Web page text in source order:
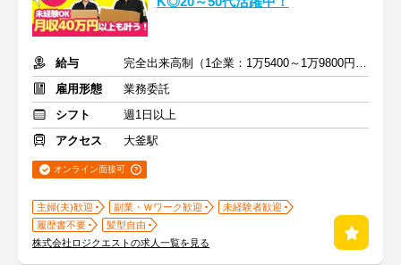
給与
完全出来高制（1企業：1万5400～1万9800円※1日あたり）
雇用形態
業務委託
シフト
週1日以上
アクセス
大釜駅
オンライン面接可
主婦(夫)歓迎 副業・Ｗワーク歓迎
未経験者歓迎
履歴書不要
髪型自由
株式会社ロジクエストの求人一覧を見る